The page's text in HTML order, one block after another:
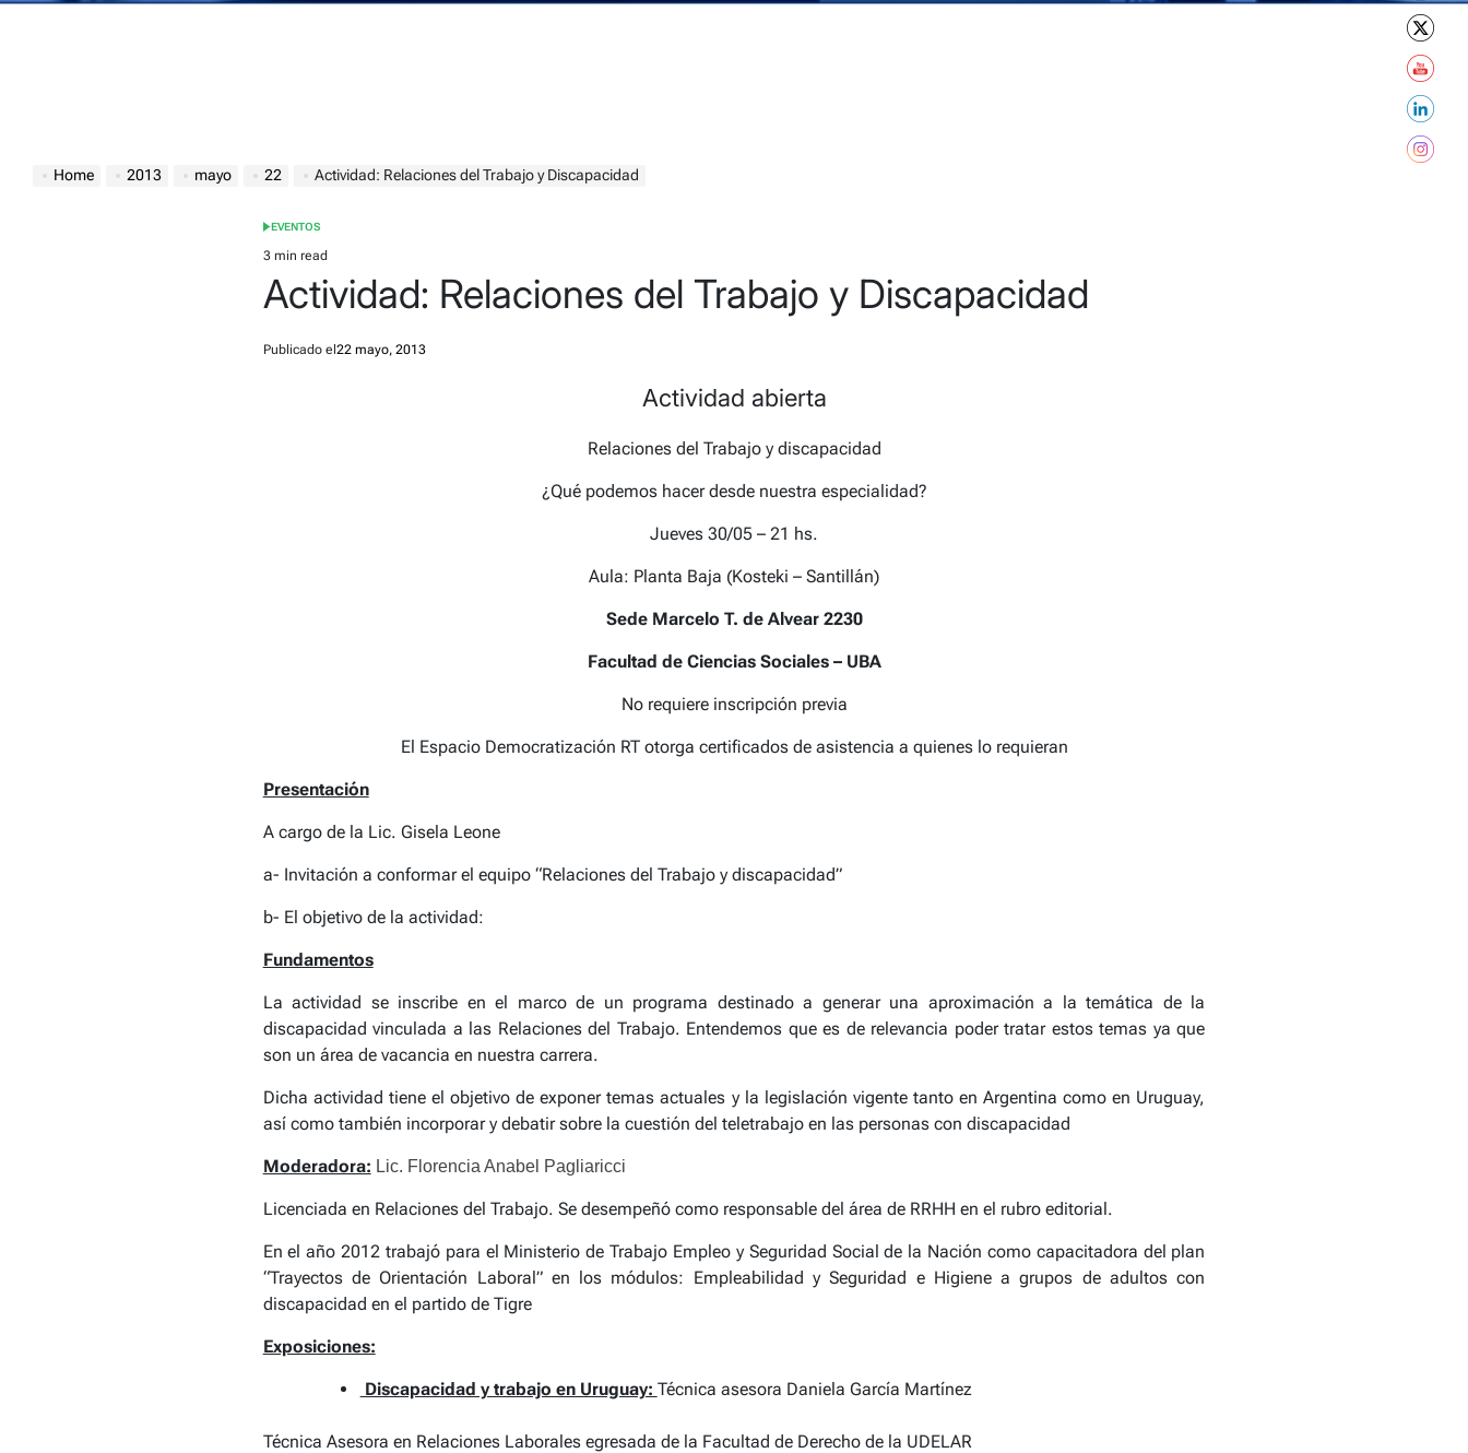
Home 2013 mayo 22 Actividad: Relaciones del Trabajo y Discapacidad
POSTED
IN
EVENTOS
Estimated
read
time
3 min read
Actividad: Relaciones del Trabajo y Discapacidad
Publicado el 22 mayo, 2013
Actividad abierta
Relaciones del Trabajo y discapacidad
¿Qué podemos hacer desde nuestra especialidad?
Jueves 30/05 – 21 hs.
Aula: Planta Baja (Kosteki – Santillán)
Sede Marcelo T. de Alvear 2230
Facultad de Ciencias Sociales – UBA
No requiere inscripción previa
El Espacio Democratización RT otorga certificados de asistencia a quienes lo requieran
Presentación
A cargo de la Lic. Gisela Leone
a- Invitación a conformar el equipo “Relaciones del Trabajo y discapacidad”
b- El objetivo de la actividad:
Fundamentos
La actividad se inscribe en el marco de un programa destinado a generar una aproximación a la temática de la
discapacidad vinculada a las Relaciones del Trabajo. Entendemos que es de relevancia poder tratar estos temas ya que
son un área de vacancia en nuestra carrera.
Dicha actividad tiene el objetivo de exponer temas actuales y la legislación vigente tanto en Argentina como en Uruguay,
así como también incorporar y debatir sobre la cuestión del teletrabajo en las personas con discapacidad
Moderadora: Lic. Florencia Anabel Pagliaricci
Licenciada en Relaciones del Trabajo. Se desempeñó como responsable del área de RRHH en el rubro editorial.
En el año 2012 trabajó para el Ministerio de Trabajo Empleo y Seguridad Social de la Nación como capacitadora del plan
“Trayectos de Orientación Laboral” en los módulos: Empleabilidad y Seguridad e Higiene a grupos de adultos con
discapacidad en el partido de Tigre
Exposiciones:
Discapacidad y trabajo en Uruguay: Técnica asesora Daniela García Martínez
Técnica Asesora en Relaciones Laborales egresada de la Facultad de Derecho de la UDELAR